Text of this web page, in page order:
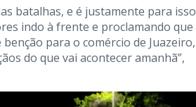
batalhas, e é justamente para isso
indo à frente e proclamando que
para o comércio de Juazeiro,
do que vai acontecer amanhã”,